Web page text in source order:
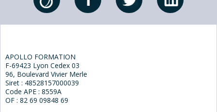
APOLLO FORMATION
F-69423 Lyon Cedex 03
96, Boulevard Vivier Merle
Siret : 48528157000039
Code APE : 8559A
OF : 82 69 09848 69